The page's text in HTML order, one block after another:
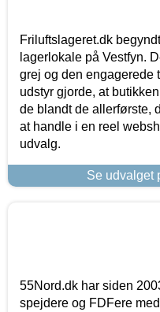
Friluftslageret.dk
lagerlokale på Vestfyn.
grej og den engagerede
udstyr gjorde, at
de blandt de allerførste,
at handle i en reel
udvalg.
Se udvalget
55Nord.dk har siden
spejdere og FDFere